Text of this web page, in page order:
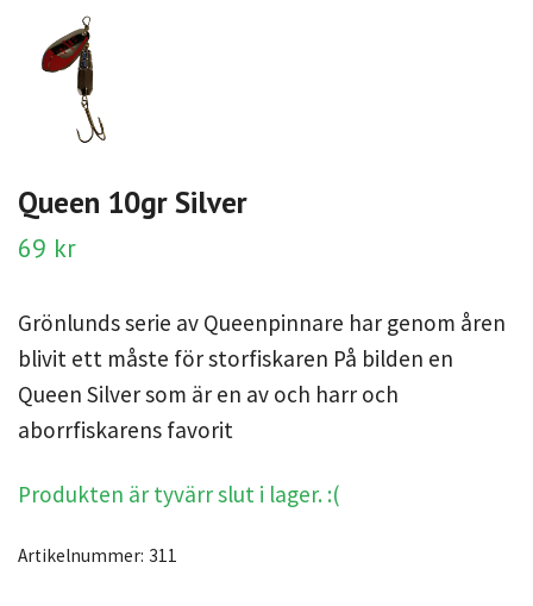
Queen 10gr Silver
69 kr
Grönlunds serie av Queenpinnare har genom åren
blivit ett måste för storfiskaren På bilden en
Queen Silver som är en av och harr och
aborrfiskarens favorit
Produkten är tyvärr slut i lager. :(
Artikelnummer: 311